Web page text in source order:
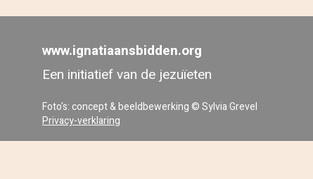
www.ignatiaansbidden.org
Een initiatief van de jezuïeten
Foto's: concept & beeldbewerking © Sylvia Grevel
Privacy-verklaring